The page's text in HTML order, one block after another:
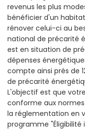
revenus les plus
bénéficier d'un
rénover celui-ci au
national de précarité
est en situation de
dépenses
compte ainsi près de
de précarité
L'objectif est que
conforme aux
la réglementation en
programme "Éligibilité